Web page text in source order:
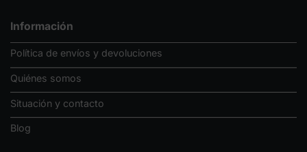
Información
Política de envíos y devoluciones
Quiénes somos
Situación y contacto
Blog